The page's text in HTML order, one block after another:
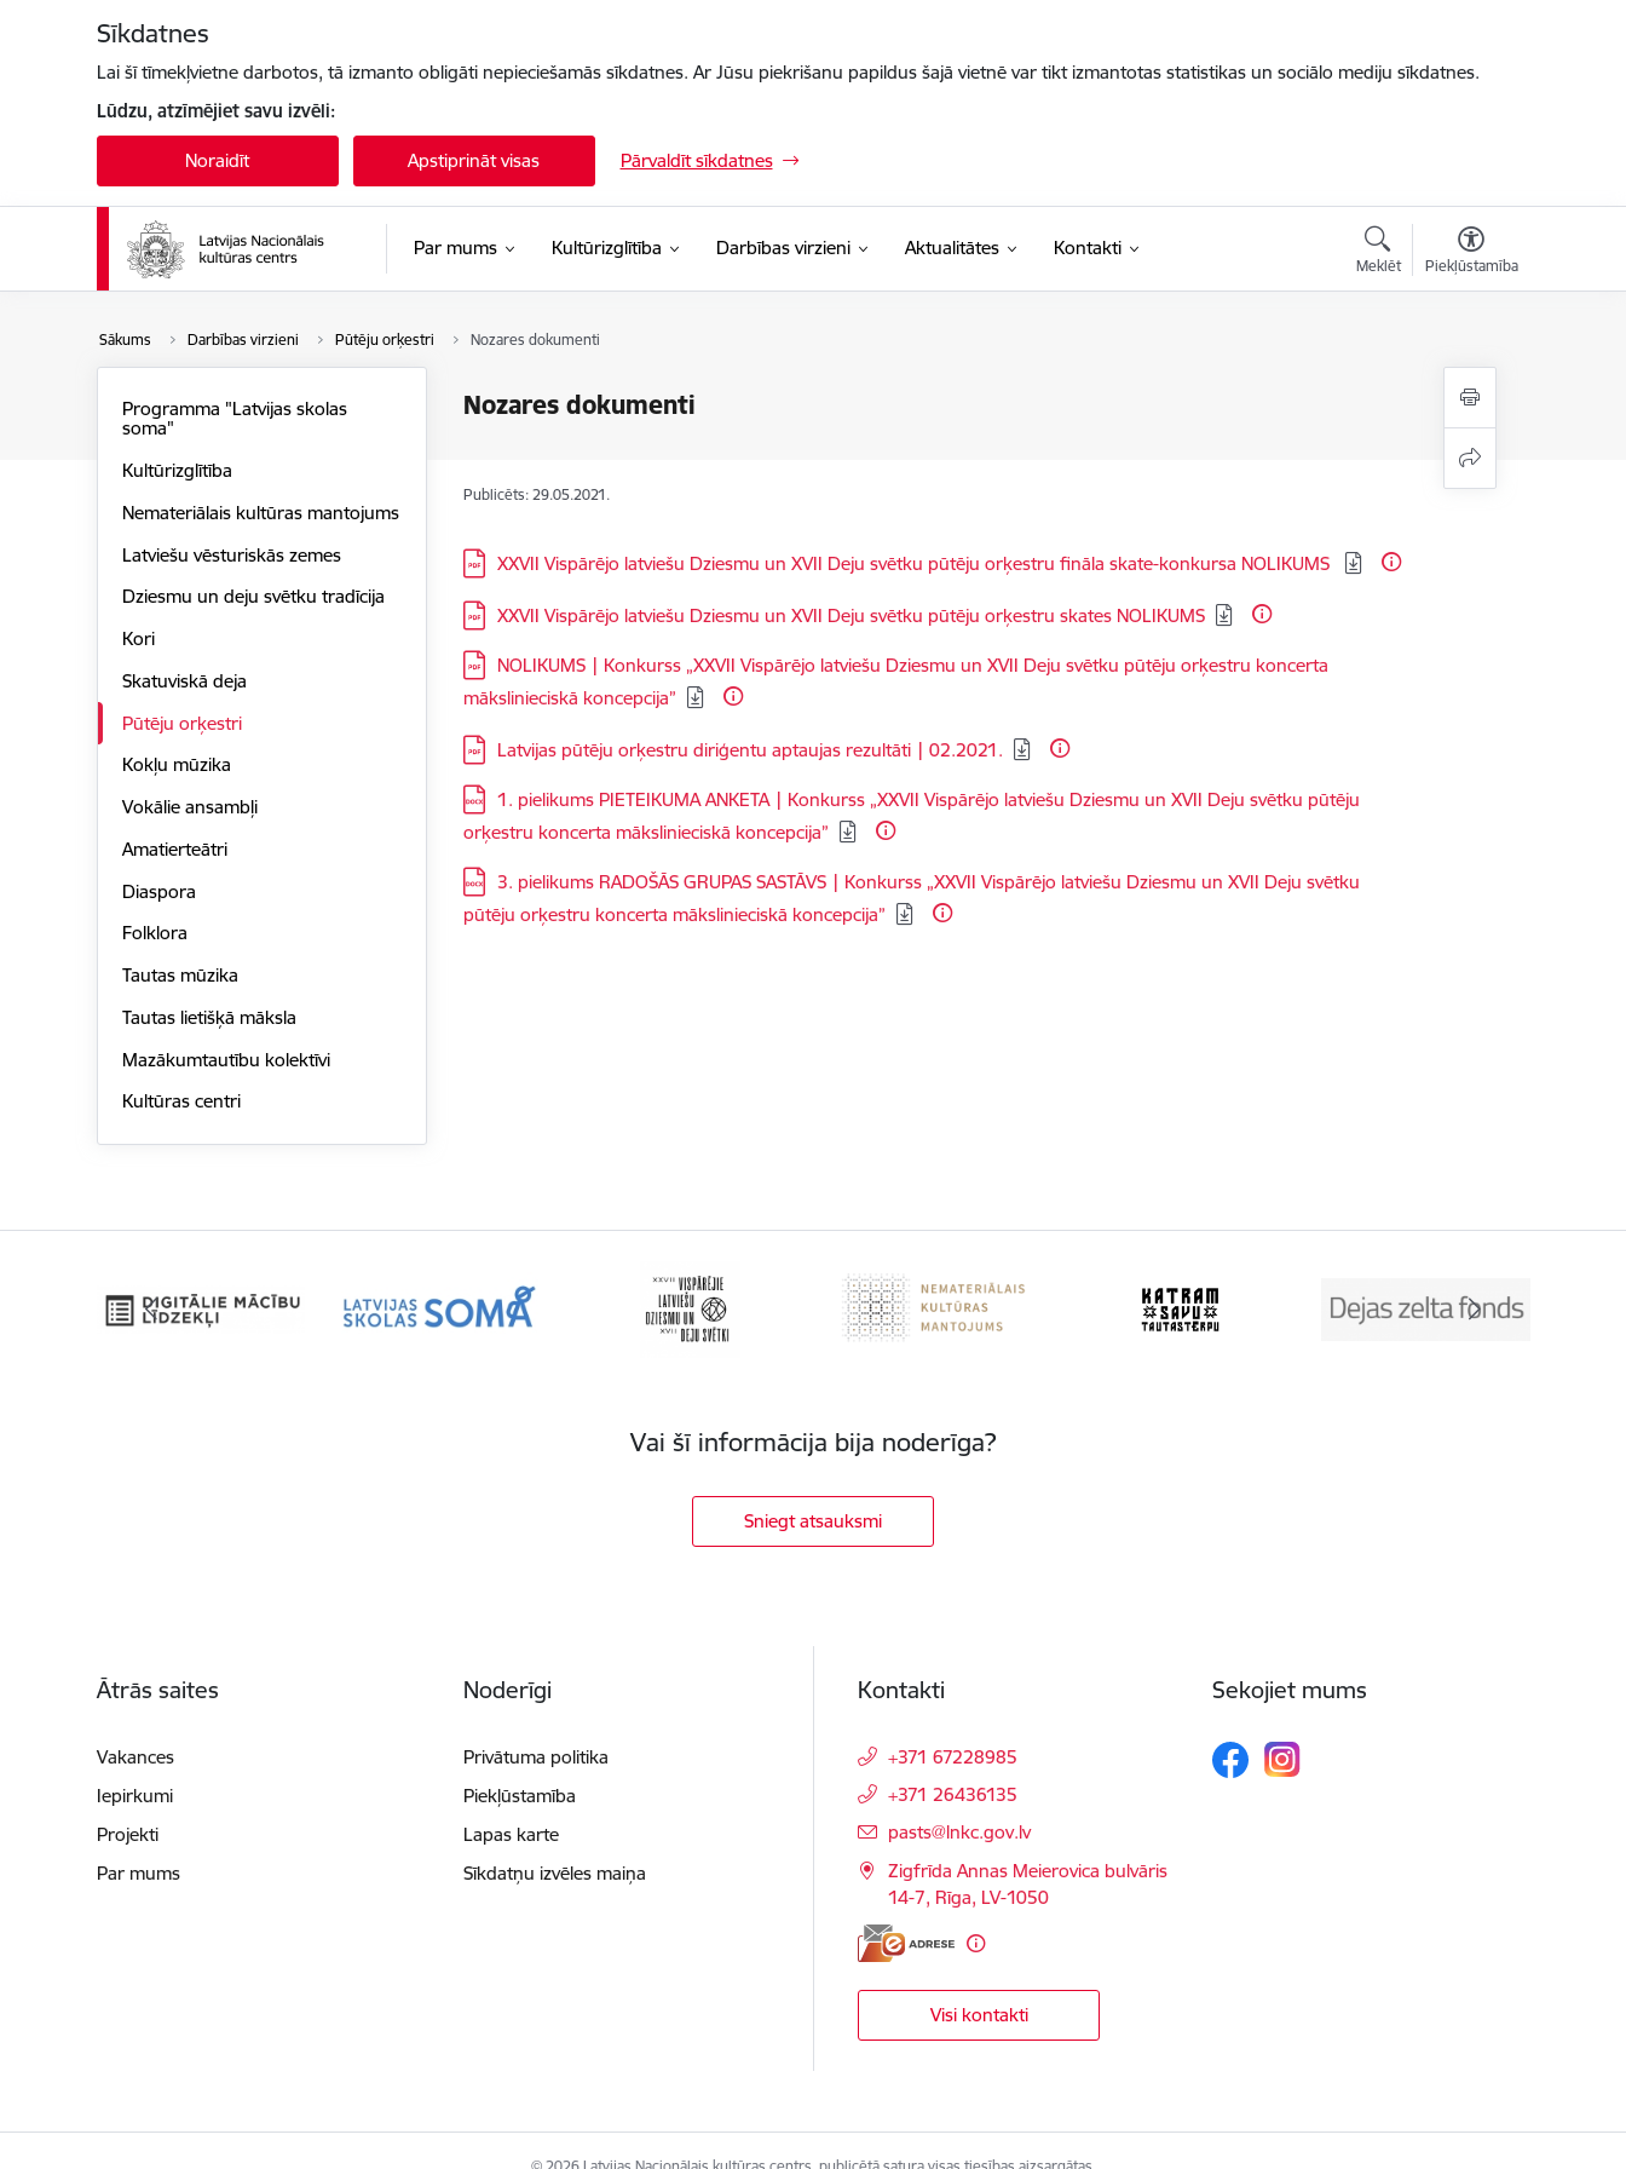
Sīkdatnes
Lai šī tīmekļvietne darbotos, tā izmanto obligāti nepieciešamās sīkdatnes. Ar Jūsu piekrišanu papildus šajā vietnē var tikt izmantotas statistikas un sociālo mediju sīkdatnes.
Lūdzu, atzīmējiet savu izvēli:
Noraidīt Apstiprināt visas Pārvaldīt sīkdatnes
Par mums Kultūrizglītība Darbības virzieni Aktualitātes Kontakti
Meklēt Piekļūstamība
Sākums Darbības virzieni Pūtēju orķestri Nozares dokumenti
Nozares dokumenti
Programma "Latvijas skolas
soma"
Kultūrizglītība
Nemateriālais kultūras mantojums
Latviešu vēsturiskās zemes
Dziesmu un deju svētku tradīcija
Kori
Skatuviskā deja
Pūtēju orķestri
Kokļu mūzika
Vokālie ansambļi
Amatierteātri
Diaspora
Folklora
Tautas mūzika
Tautas lietišķā māksla
Mazākumtautību kolektīvi
Kultūras centri
Publicēts: 29.05.2021.
Lejupielādēt:
XXVII Vispārējo latviešu Dziesmu un XVII Deju svētku pūtēju orķestru fināla skate-konkursa NOLIKUMS ​
Lejupielādēt:
XXVII Vispārējo latviešu Dziesmu un XVII Deju svētku pūtēju orķestru skates NOLIKUMS
Lejupielādēt:
NOLIKUMS | Konkurss „XXVII Vispārējo latviešu Dziesmu un XVII Deju svētku pūtēju orķestru koncerta
mākslinieciskā koncepcija”
Lejupielādēt:
Latvijas pūtēju orķestru diriģentu aptaujas rezultāti | 02.2021.
Lejupielādēt:
1. pielikums PIETEIKUMA ANKETA | Konkurss „XXVII Vispārējo latviešu Dziesmu un XVII Deju svētku pūtēju
orķestru koncerta mākslinieciskā koncepcija”
Lejupielādēt:
3. pielikums RADOŠĀS GRUPAS SASTĀVS | Konkurss „XXVII Vispārējo latviešu Dziesmu un XVII Deju svētku
pūtēju orķestru koncerta mākslinieciskā koncepcija”
Vai šī informācija bija noderīga?
Sniegt atsauksmi
Ātrās saites
Vakances
Iepirkumi
Projekti
Par mums
Noderīgi
Privātuma politika
Piekļūstamība
Lapas karte
Sīkdatņu izvēles maiņa
Kontakti
+371 67228985
+371 26436135
E-pasts:
pasts@lnkc.gov.lv
Zigfrīda Annas Meierovica bulvāris
14-7, Rīga, LV-1050
Visi kontakti
Sekojiet mums